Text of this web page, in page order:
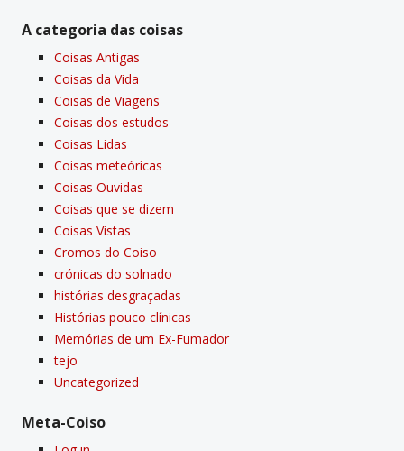
A categoria das coisas
Coisas Antigas
Coisas da Vida
Coisas de Viagens
Coisas dos estudos
Coisas Lidas
Coisas meteóricas
Coisas Ouvidas
Coisas que se dizem
Coisas Vistas
Cromos do Coiso
crónicas do solnado
histórias desgraçadas
Histórias pouco clí­nicas
Memórias de um Ex-Fumador
tejo
Uncategorized
Meta-Coiso